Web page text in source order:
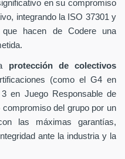
en su compromiso
integrando la ISO 37301 y
hacen de Codere una
protección de colectivos
(como el G4 en
en Juego Responsable de
compromiso del grupo por un
las máximas garantías,
ante la industria y la